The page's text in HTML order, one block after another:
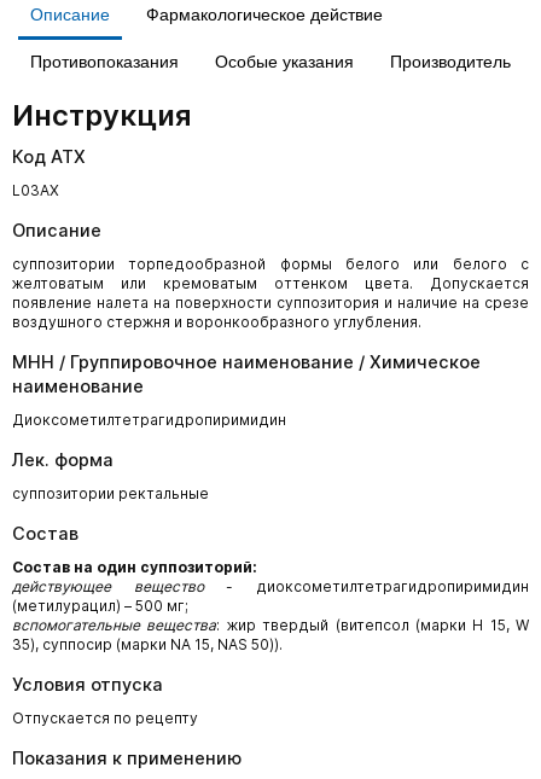
Описание Фармакологическое действие
Противопоказания Особые указания Производитель
Инструкция
Код АТХ
L03AX
Описание
суппозитории торпедообразной формы белого или белого с
желтоватым или кремоватым оттенком цвета. Допускается
появление налета на поверхности суппозитория и наличие на срезе
воздушного стержня и воронкообразного углубления.
МНН / Группировочное наименование / Химическое
наименование
Диоксометилтетрагидропиримидин
Лек. форма
суппозитории ректальные
Состав
Состав на один суппозиторий:
действующее вещество- диоксометилтетрагидропиримидин
(метилурацил) – 500 мг;
вспомогательные вещества: жир твердый (витепсол (марки H 15, W
35), суппосир (марки NA 15, NAS 50)).
Условия отпуска
Отпускается по рецепту
Показания к применению